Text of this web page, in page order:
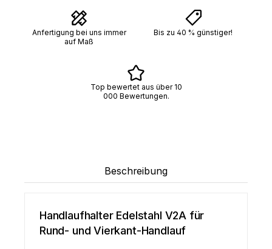
Anfertigung bei uns immer
auf Maß
Bis zu 40 % günstiger!
Top bewertet aus über 10
000 Bewertungen.
Beschreibung
Handlaufhalter Edelstahl V2A für
Rund- und Vierkant-Handlauf